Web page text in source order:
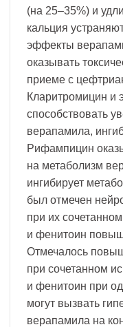
(на 25–35%) и
кальция
эффекты
оказывать
приеме с
Кларитромицин и
способствовать
верапамила,
Рифампицин
на метаболизм
ингибирует
был отмечен
при их
и фенитоин
Отмечалось
при сочетанном
и фенитоин при
могут вызвать
верапамила на